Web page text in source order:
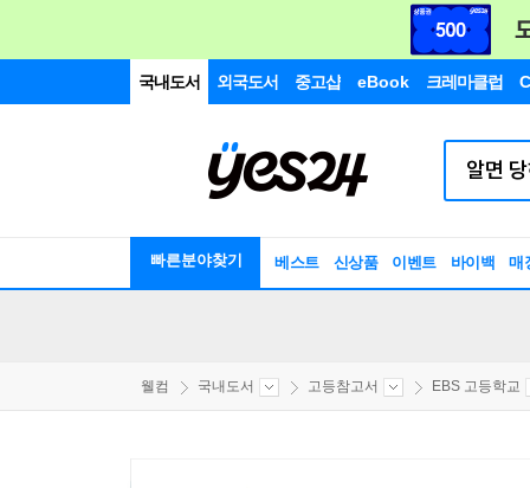
국내도서 외국도서 중고샵 eBook 크레마클럽
빠른분야찾기 베스트 신상품 이벤트 바이백 매
웰컴 국내도서 고등참고서 EBS 고등학교